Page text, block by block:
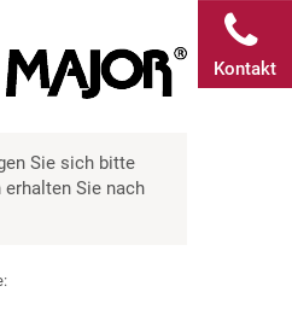
Kontakt
Sie sich bitte
Sie nach